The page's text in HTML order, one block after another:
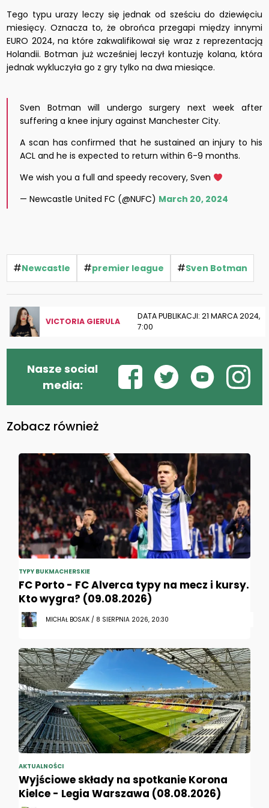
Tego typu urazy leczy się jednak od sześciu do dziewięciu
miesięcy. Oznacza to, że obrońca przegapi między innymi
EURO 2024, na które zakwalifikował się wraz z reprezentacją
Holandii. Botman już wcześniej leczył kontuzję kolana, która
jednak wykluczyła go z gry tylko na dwa miesiące.
Sven Botman will undergo surgery next week after
suffering a knee injury against Manchester City.
A scan has confirmed that he sustained an injury to his
ACL and he is expected to return within 6-9 months.
We wish you a full and speedy recovery, Sven
— Newcastle United FC (@NUFC) March 20, 2024
#Newcastle #premier league #Sven Botman
VICTORIA GIERULA
DATA PUBLIKACJI: 21 MARCA 2024,
7:00
Nasze social
media:
Zobacz również
TYPY BUKMACHERSKIE
FC Porto - FC Alverca typy na mecz i kursy.
Kto wygra? (09.08.2026)
MICHAŁ BOSAK / 8 SIERPNIA 2026, 20:30
AKTUALNOŚCI
Wyjściowe składy na spotkanie Korona
Kielce - Legia Warszawa (08.08.2026)